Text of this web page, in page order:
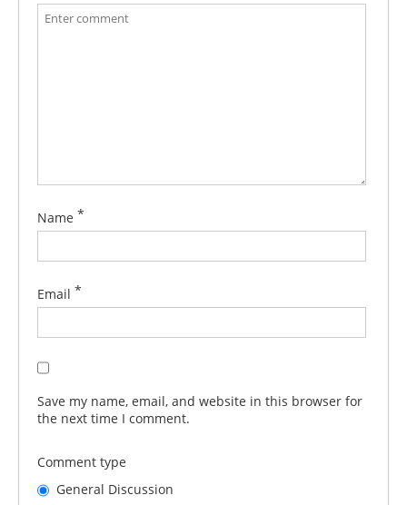
Name *
Email *
Save my name, email, and website in this browser for
the next time I comment.
Comment type
General Discussion